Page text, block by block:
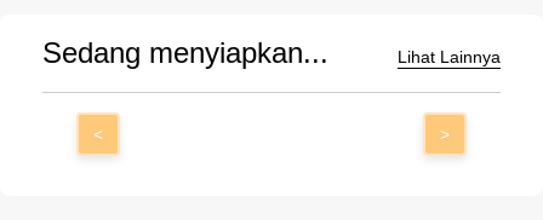
Sedang menyiapkan... Lihat Lainnya
< >